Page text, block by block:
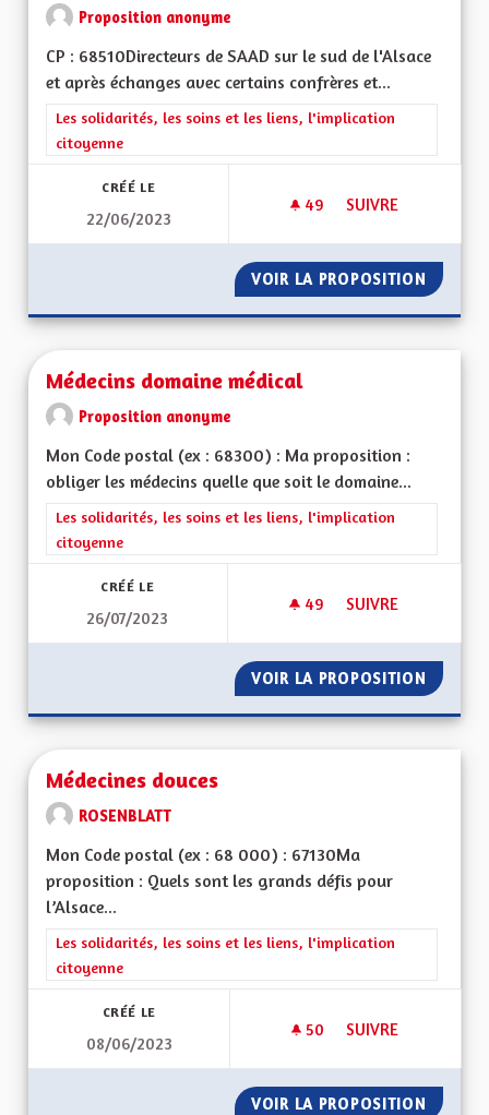
Proposition anonyme
CP : 68510Directeurs de SAAD sur le sud de l'Alsace
et après échanges avec certains confrères et...
Filtrer les résultats de la catégorie : Les solidarités, les soins
Les solidarités, les soins et les liens, l'implication
citoyenne
CRÉÉ LE
22/06/2023
49 49 ABONNÉS
SUIVRE
VOIR LA PROPOSITION
Médecins domaine médical
Proposition anonyme
Mon Code postal (ex : 68300) : Ma proposition :
obliger les médecins quelle que soit le domaine...
Filtrer les résultats de la catégorie : Les solidarités, les soins
Les solidarités, les soins et les liens, l'implication
citoyenne
CRÉÉ LE
26/07/2023
49 49 ABONNÉS
SUIVRE
VOIR LA PROPOSITION
Médecines douces
ROSENBLATT
Mon Code postal (ex : 68 000) : 67130Ma
proposition : Quels sont les grands défis pour
l’Alsace...
Filtrer les résultats de la catégorie : Les solidarités, les soins
Les solidarités, les soins et les liens, l'implication
citoyenne
CRÉÉ LE
08/06/2023
50 50 ABONNÉS
SUIVRE
VOIR LA PROPOSITION